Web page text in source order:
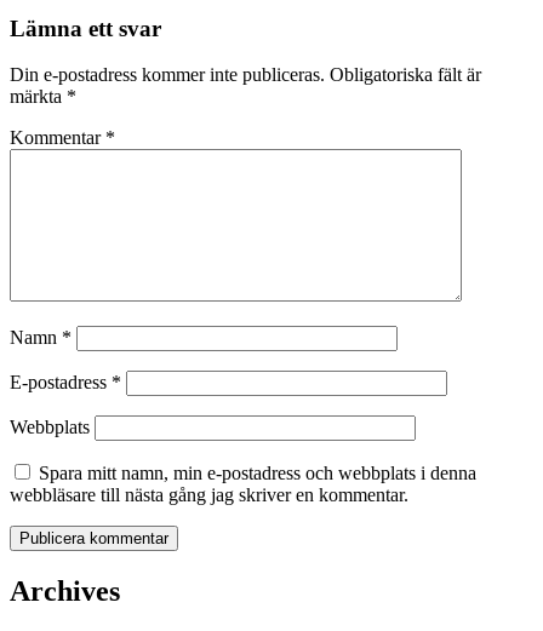
Lämna ett svar
Din e-postadress kommer inte publiceras. Obligatoriska fält är
märkta *
Kommentar *
Namn *
E-postadress *
Webbplats
Spara mitt namn, min e-postadress och webbplats i denna
webbläsare till nästa gång jag skriver en kommentar.
Archives